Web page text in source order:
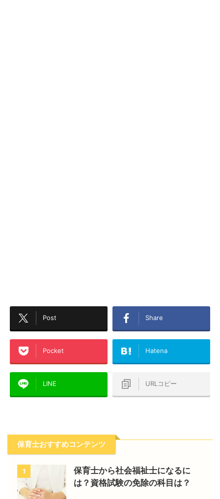
Post Share
Pocket Hatena
LINE URLコピー
保育士おすすめコンテンツ
1
保育士から社会福祉士になるに
は？資格試験の免除の科目は？